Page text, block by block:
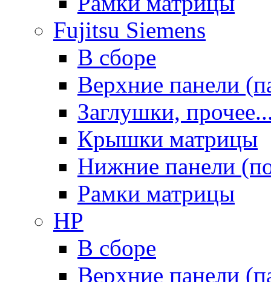
Fujitsu Siemens
В сборе
Верхние панели
Заглушки,
Крышки матрицы
Нижние панели
Рамки матрицы
HP
В сборе
Верхние панели